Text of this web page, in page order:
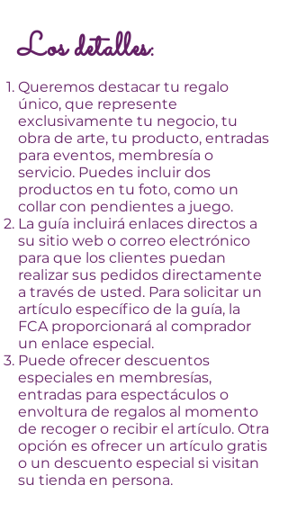
Los detalles:
Queremos destacar tu regalo
único, que represente
exclusivamente tu negocio, tu
obra de arte, tu producto, entradas
para eventos, membresía o
servicio. Puedes incluir dos
productos en tu foto, como un
collar con pendientes a juego.
La guía incluirá enlaces directos a
su sitio web o correo electrónico
para que los clientes puedan
realizar sus pedidos directamente
a través de usted. Para solicitar un
artículo específico de la guía, la
FCA proporcionará al comprador
un enlace especial.
Puede ofrecer descuentos
especiales en membresías,
entradas para espectáculos o
envoltura de regalos al momento
de recoger o recibir el artículo. Otra
opción es ofrecer un artículo gratis
o un descuento especial si visitan
su tienda en persona.